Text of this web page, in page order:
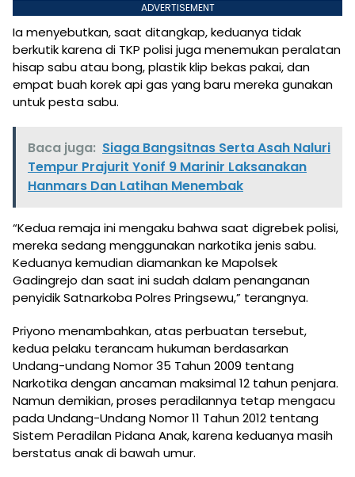
ADVERTISEMENT
Ia menyebutkan, saat ditangkap, keduanya tidak
berkutik karena di TKP polisi juga menemukan peralatan
hisap sabu atau bong, plastik klip bekas pakai, dan
empat buah korek api gas yang baru mereka gunakan
untuk pesta sabu.
Baca juga: Siaga Bangsitnas Serta Asah Naluri
Tempur Prajurit Yonif 9 Marinir Laksanakan
Hanmars Dan Latihan Menembak
“Kedua remaja ini mengaku bahwa saat digrebek polisi,
mereka sedang menggunakan narkotika jenis sabu.
Keduanya kemudian diamankan ke Mapolsek
Gadingrejo dan saat ini sudah dalam penanganan
penyidik Satnarkoba Polres Pringsewu,” terangnya.
Priyono menambahkan, atas perbuatan tersebut,
kedua pelaku terancam hukuman berdasarkan
Undang-undang Nomor 35 Tahun 2009 tentang
Narkotika dengan ancaman maksimal 12 tahun penjara.
Namun demikian, proses peradilannya tetap mengacu
pada Undang-Undang Nomor 11 Tahun 2012 tentang
Sistem Peradilan Pidana Anak, karena keduanya masih
berstatus anak di bawah umur.